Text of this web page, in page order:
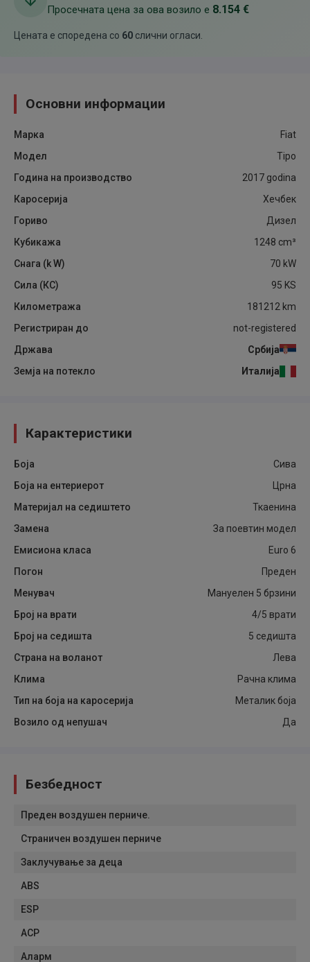
Просечната цена за ова возило е 8.154 €
Цената е споредена со 60 слични огласи
Основни информации
Марка
Fiat
Модел
Tipo
Година на производство
2017 godina
Каросерија
Хечбек
Гориво
Дизел
Кубикажа
1248 cm³
Снага (k W)
70 kW
Сила (КС)
95 KS
Километража
181212 km
Регистриран до
not-registered
Држава
Србија
Земја на потекло
Италија
Карактеристики
Боја
Сива
Боја на ентериерот
Црна
Материјал на седиштето
Ткаенина
Замена
За поевтин модел
Емисиона класа
Euro 6
Погон
Преден
Менувач
Мануелен 5 брзини
Број на врати
4/5 врати
Број на седишта
5 седишта
Страна на воланот
Лева
Клима
Рачна клима
Тип на боја на каросерија
Металик боја
Возило од непушач
Да
Безбедност
Преден воздушен перниче.
Страничен воздушен перниче
Заклучување за деца
ABS
ESP
АСР
Аларм